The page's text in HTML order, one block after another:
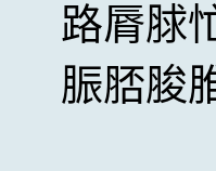
路脣脙
脤脴脧